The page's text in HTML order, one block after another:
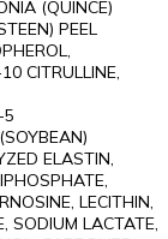
(QUINCE)
PEEL
CITRULLINE,
5
ELASTIN,
LECITHIN,
SODIUM LACTATE,